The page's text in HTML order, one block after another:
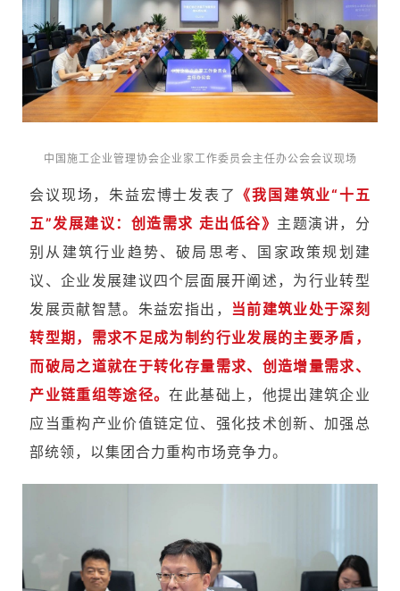
中国施工企业管理协会企业家工作委员会主任办公会会议现场
会议现场，朱益宏博士发表了 《我国建筑业“十五
五”发展建议：创造需求 走出低谷》 主题演讲，分
别从建筑行业趋势、破局思考、国家政策规划建
议、企业发展建议四个层面展开阐述，为行业转型
发展贡献智慧。朱益宏指出，
当前建筑业处于深刻
转型期，需求不足成为制约行业发展的主要矛盾，
而破局之道就在于转化存量需求、创造增量需求、
产业链重组等途径。在此基础上，他提出建筑企业
应当重构产业价值链定位、强化技术创新、加强总
部统领，以集团合力重构市场竞争力。